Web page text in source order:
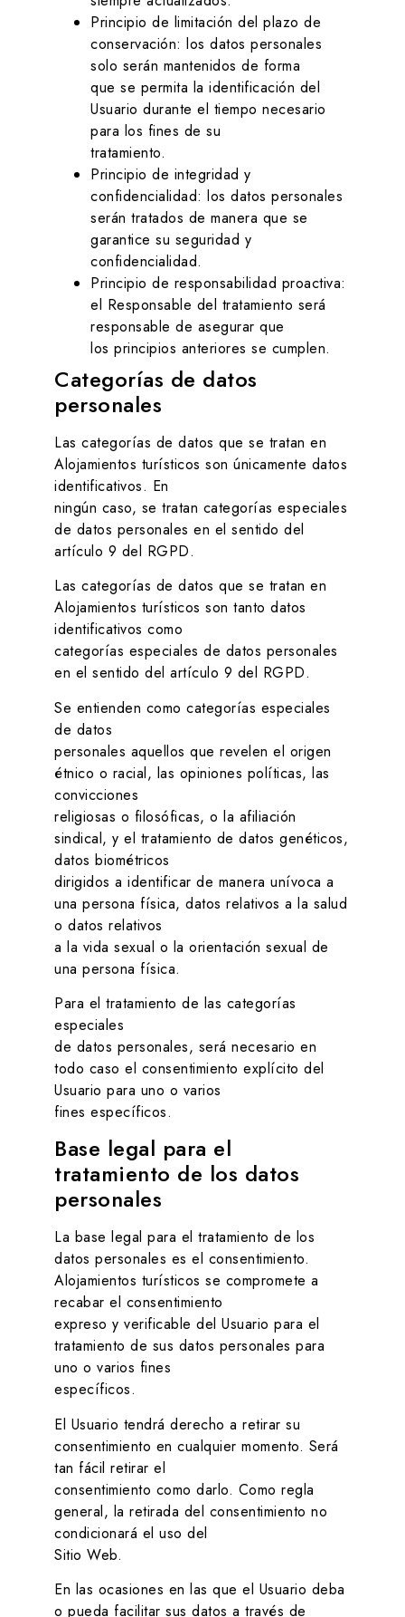
Principio de limitación del plazo de
conservación: los datos personales
solo serán mantenidos de forma
que se permita la identificación del
Usuario durante el tiempo necesario
para los fines de su
tratamiento.
Principio de integridad y
confidencialidad: los datos personales
serán tratados de manera que se
garantice su seguridad y
confidencialidad.
Principio de responsabilidad proactiva:
el Responsable del tratamiento será
responsable de asegurar que
los principios anteriores se cumplen.
Categorías de datos
personales
Las categorías de datos que se tratan en
Alojamientos turísticos son únicamente datos
identificativos. En
ningún caso, se tratan categorías especiales
de datos personales en el sentido del
artículo 9 del RGPD.
Las categorías de datos que se tratan en
Alojamientos turísticos son tanto datos
identificativos como
categorías especiales de datos personales
en el sentido del artículo 9 del RGPD.
Se entienden como categorías especiales
de datos
personales aquellos que revelen el origen
étnico o racial, las opiniones políticas, las
convicciones
religiosas o filosóficas, o la afiliación
sindical, y el tratamiento de datos genéticos,
datos biométricos
dirigidos a identificar de manera unívoca a
una persona física, datos relativos a la salud
o datos relativos
a la vida sexual o la orientación sexual de
una persona física.
Para el tratamiento de las categorías
especiales
de datos personales, será necesario en
todo caso el consentimiento explícito del
Usuario para uno o varios
fines específicos.
Base legal para el
tratamiento de los datos
personales
La base legal para el tratamiento de los
datos personales es el consentimiento.
Alojamientos turísticos se compromete a
recabar el consentimiento
expreso y verificable del Usuario para el
tratamiento de sus datos personales para
uno o varios fines
específicos.
El Usuario tendrá derecho a retirar su
consentimiento en cualquier momento. Será
tan fácil retirar el
consentimiento como darlo. Como regla
general, la retirada del consentimiento no
condicionará el uso del
Sitio Web.
En las ocasiones en las que el Usuario deba
o pueda facilitar sus datos a través de